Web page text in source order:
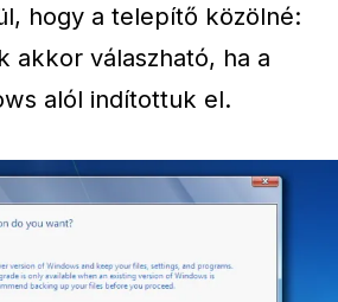
hogy a telepítő közölné:
akkor válaszható, ha a
alól indítottuk el.